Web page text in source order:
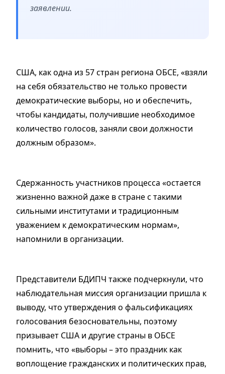
заявлении.
США, как одна из 57 стран региона ОБСЕ, «взяли
на себя обязательство не только провести
демократические выборы, но и обеспечить,
чтобы кандидаты, получившие необходимое
количество голосов, заняли свои должности
должным образом».
Сдержанность участников процесса «остается
жизненно важной даже в стране с такими
сильными институтами и традиционным
уважением к демократическим нормам»,
напомнили в организации.
Представители БДИПЧ также подчеркнули, что
наблюдательная миссия организации пришла к
выводу, что утверждения о фальсификациях
голосования безосновательны, поэтому
призывает США и другие страны в ОБСЕ
помнить, что «выборы – это праздник как
воплощение гражданских и политических прав,